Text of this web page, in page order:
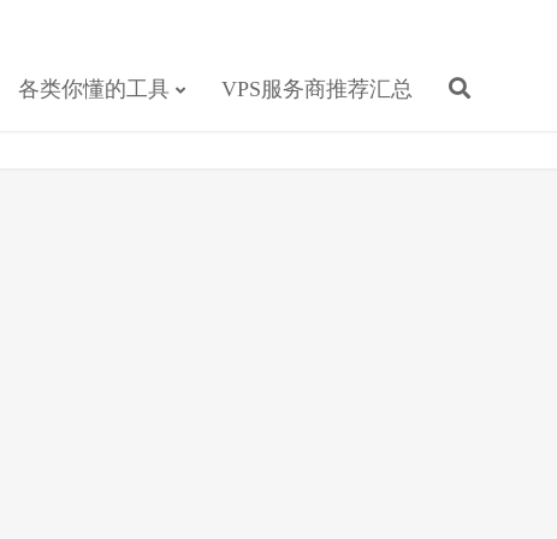
各类你懂的工具 VPS服务商推荐汇总